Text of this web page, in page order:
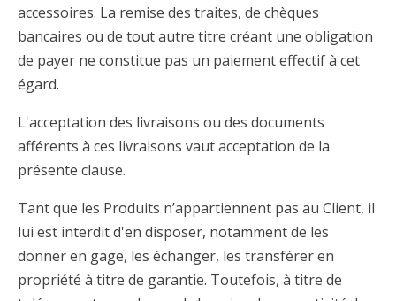
accessoires. La remise des traites, de chèques
bancaires ou de tout autre titre créant une obligation
de payer ne constitue pas un paiement effectif à cet
égard.
L'acceptation des livraisons ou des documents
afférents à ces livraisons vaut acceptation de la
présente clause.
Tant que les Produits n’appartiennent pas au Client, il
lui est interdit d'en disposer, notamment de les
donner en gage, les échanger, les transférer en
propriété à titre de garantie. Toutefois, à titre de